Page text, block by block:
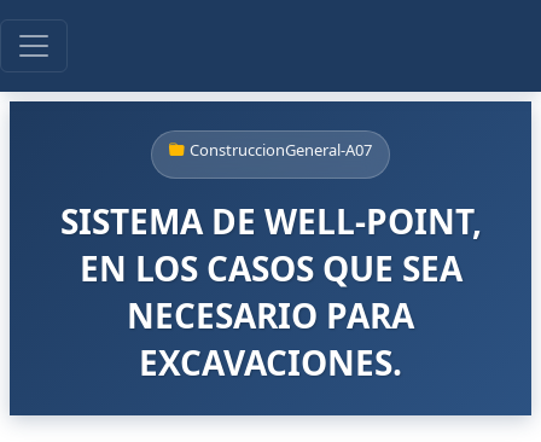
ConstruccionGeneral-A07
SISTEMA DE WELL-POINT,
EN LOS CASOS QUE SEA
NECESARIO PARA
EXCAVACIONES.